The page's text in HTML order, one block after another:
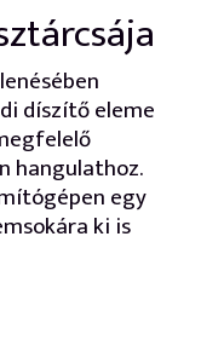
díszítő eleme
hangulathoz.
egy
ki is